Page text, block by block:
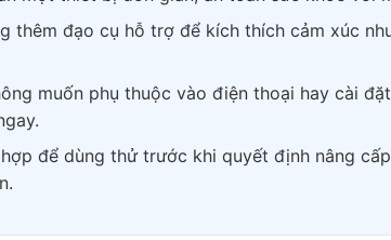
thêm đạo cụ hỗ trợ để kích thích cảm xúc
muốn phụ thuộc vào điện thoại hay cài
hợp để dùng thử trước khi quyết định nâng